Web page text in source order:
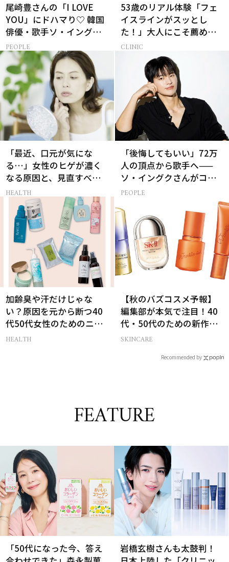
尾崎豊さんの「I LOVE
YOU」にドハマり♡ 韓国
俳優・歌手ソ・イングク
さんの音楽がすべての人
生って？
PEOPLE
53歳のリアル体験「フェ
イスラインがスッとし
た！」大人にこそ薦めた
い脂肪溶解注射とは
CLINIC
「最近、口元が気にな
る…」女性のヒゲが濃く
なる原因と、見直すべき
生活習慣［医師監修］
HEALTH
「後悔してもいい」72万
人の頂点から歌手へ——
ソ・イングクさんがコツ
コツ頑張れる原動力とは
PEOPLE
加齢臭や汗だけじゃな
い？原因を元から断つ40
代50代女性のためのニオ
イケア
HEALTH
【秋のバズコスメ予報】
編集部が本気で注目！40
代・50代のための新作ス
キンケア4選
SKINCARE
Recommended by
FEATURE
「50代になった今、答え
岩橋玄樹さんも太鼓判！